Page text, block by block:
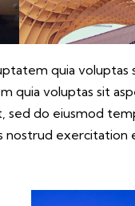
quia
quia voluptas sit
sed do eiusmod
nostrud exercitation